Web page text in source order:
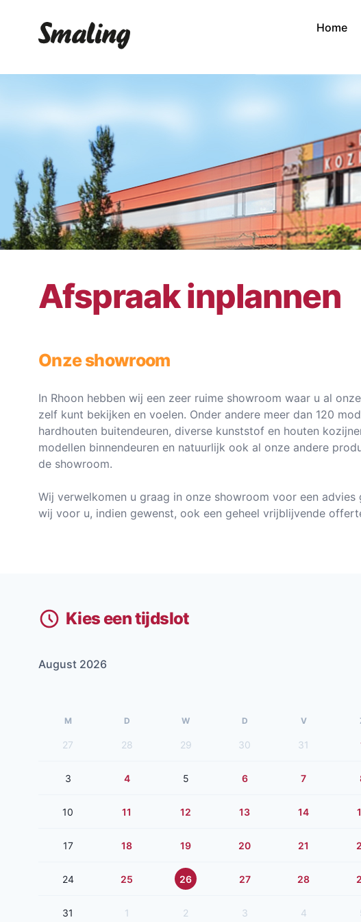
Home
Afspraak inplannen
Onze showroom
In Rhoon hebben wij een zeer ruime showroom waar u al
zelf kunt bekijken en voelen. Onder andere meer dan 120
hardhouten buitendeuren, diverse kunststof en houten
modellen binnendeuren en natuurlijk ook al onze andere
de showroom.
Wij verwelkomen u graag in onze showroom voor een advies
wij voor u, indien gewenst, ook een geheel vrijblijvende
Kies een tijdslot
August 2026
M D W D V
27 28 29 30 31
3 4 5 6 7
10 11 12 13 14
17 18 19 20 21
24 25 26 27 28
31 1 2 3 4